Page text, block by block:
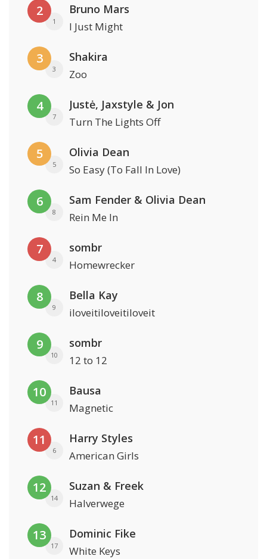
2
1
Bruno Mars
I Just Might
3
3
Shakira
Zoo
4
7
Justė, Jaxstyle & Jon
Turn The Lights Off
5
5
Olivia Dean
So Easy (To Fall In Love)
6
8
Sam Fender & Olivia Dean
Rein Me In
7
4
sombr
Homewrecker
8
9
Bella Kay
iloveitiloveitiloveit
9
10
sombr
12 to 12
10
11
Bausa
Magnetic
11
6
Harry Styles
American Girls
12
14
Suzan & Freek
Halverwege
13
17
Dominic Fike
White Keys